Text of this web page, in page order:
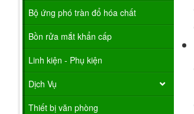
Bộ ứng phó tràn đổ hóa chất
Bồn rửa mắt khẩn cấp
Linh kiện - Phụ kiện
Dịch Vụ
Thiết bị văn phòng